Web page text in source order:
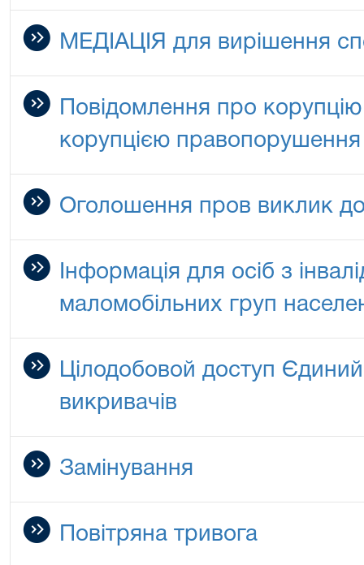
МЕДІАЦІЯ для вирішення
Повідомлення про
корупцією правопорушення
Оголошення пров виклик
Інформація для осіб з
маломобільних груп
Цілодобовой доступ
викривачів
Замінування
Повітряна тривога